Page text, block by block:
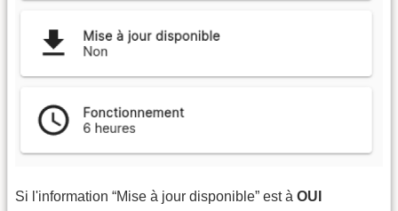
Si l'information “Mise à jour disponible” est à OUI